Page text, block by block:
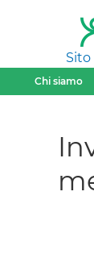
Sito
Chi siamo